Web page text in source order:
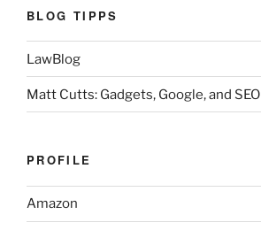
BLOG TIPPS
LawBlog
Matt Cutts: Gadgets, Google, and SEO
PROFILE
Amazon